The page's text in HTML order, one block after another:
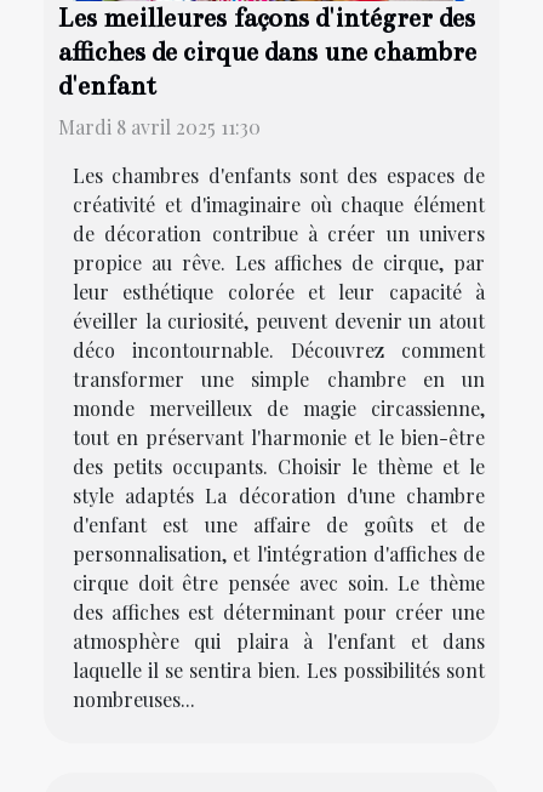
Les meilleures façons d'intégrer des
affiches de cirque dans une chambre
d'enfant
Mardi 8 avril 2025 11:30
Les chambres d'enfants sont des espaces de
créativité et d'imaginaire où chaque élément
de décoration contribue à créer un univers
propice au rêve. Les affiches de cirque, par
leur esthétique colorée et leur capacité à
éveiller la curiosité, peuvent devenir un atout
déco incontournable. Découvrez comment
transformer une simple chambre en un
monde merveilleux de magie circassienne,
tout en préservant l'harmonie et le bien-être
des petits occupants. Choisir le thème et le
style adaptés La décoration d'une chambre
d'enfant est une affaire de goûts et de
personnalisation, et l'intégration d'affiches de
cirque doit être pensée avec soin. Le thème
des affiches est déterminant pour créer une
atmosphère qui plaira à l'enfant et dans
laquelle il se sentira bien. Les possibilités sont
nombreuses...